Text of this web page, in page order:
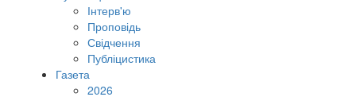
Інтерв'ю
Проповідь
Свідчення
Публіцистика
Газета
2026